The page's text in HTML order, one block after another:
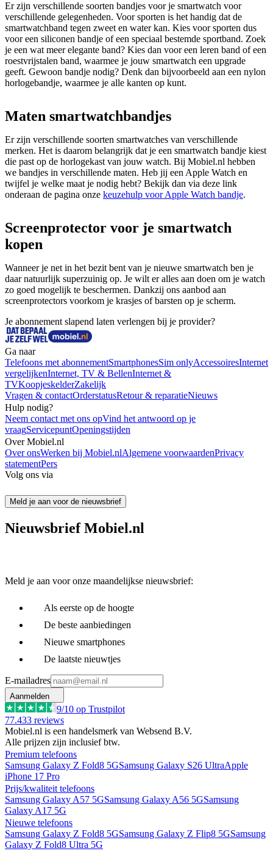
Er zijn verschillende soorten bandjes voor je smartwatch voor
verschillende gelegenheden. Voor sporten is het handig dat de
smartwatchband tegen zweet en water kan. Kies voor sporten dus
voor een siliconen bandje of een speciaal bestemde sportband. Zoek
je een wat meer elegante band? Kies dan voor een leren band of een
roestvrijstalen band, waarmee je jouw smartwatch een upgrade
geeft. Gewoon bandje nodig? Denk dan bijvoorbeeld aan een nylon
horlogebandje, waarmee je alle kanten op kunt.
Maten smartwatchbandjes
Er zijn verschillende soorten smartwatches van verschillende
merken. Het is daarom belangrijk dat je een smartwatch bandje kiest
die past op de horlogekast van jouw watch. Bij Mobiel.nl hebben
we bandjes in verschillende maten. Heb jij een Apple Watch en
twijfel je welke maat je nodig hebt? Bekijk dan via deze link
onderaan de pagina onze keuzehulp voor Apple Watch bandje.
Screenprotector voor je smartwatch
kopen
Wanneer je net in het bezit bent van je nieuwe smartwatch ben je
daar natuurlijk superzuinig op. Je wilt er alles aan doen om je watch
zo goed mogelijk te beschermen. Dankzij ons aanbod aan
screenprotectors voorkom je krasjes of barsten op je scherm.
Je abonnement slapend laten verlengen bij je provider?
Ga naar
Telefoons met abonnementSmartphonesSim onlyAccessoiresInternet
vergelijkenInternet, TV & BellenInternet &
TVKoopjeskelderZakelijk
Vragen & contactOrderstatusRetour & reparatieNieuws
Hulp nodig?
Neem contact met ons opVind het antwoord op je
vraagServicepuntOpeningstijden
Over Mobiel.nl
Over onsWerken bij Mobiel.nlAlgemene voorwaardenPrivacy
statementPers
Volg ons via
Meld je aan voor de nieuwsbrief
Nieuwsbrief Mobiel.nl
Meld je aan voor onze maandelijkse nieuwsbrief:
Als eerste op de hoogte
De beste aanbiedingen
Nieuwe smartphones
De laatste nieuwtjes
E-mailadres
Aanmelden
9/10 op Trustpilot
77.433 reviews
Mobiel.nl is een handelsmerk van Websend B.V.
Alle prijzen zijn inclusief btw.
Premium telefoons
Samsung Galaxy Z Fold8 5GSamsung Galaxy S26 UltraApple
iPhone 17 Pro
Prijs/kwaliteit telefoons
Samsung Galaxy A57 5GSamsung Galaxy A56 5GSamsung
Galaxy A17 5G
Nieuwe telefoons
Samsung Galaxy Z Fold8 5GSamsung Galaxy Z Flip8 5GSamsung
Galaxy Z Fold8 Ultra 5G